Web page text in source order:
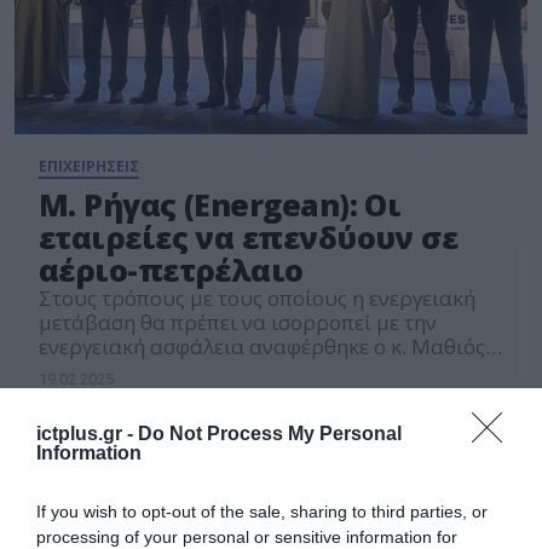
ictplus.gr - Do Not Process My Personal
Information
If you wish to opt-out of the sale, sharing to third parties, or
processing of your personal or sensitive information for
ΕΠΙΧΕΙΡΗΣΕΙΣ
Μ. Ρήγας (Energean): Oι
εταιρείες να επενδύουν σε
αέριο-πετρέλαιο
Στους τρόπους με τους οποίους η ενεργειακή
μετάβαση θα πρέπει να ισορροπεί με την
ενεργειακή ασφάλεια αναφέρθηκε ο κ. Μαθιός
μιλώντας σε στρατηγική συζήτηση για τον
«Ενεργειακό Πραγματισμό» στο Energy Egypt
Show (EGYPES) στο Κάιρο, στην οποία
συμμετείχαν κορυφαία στελέχη από την Total
[…]